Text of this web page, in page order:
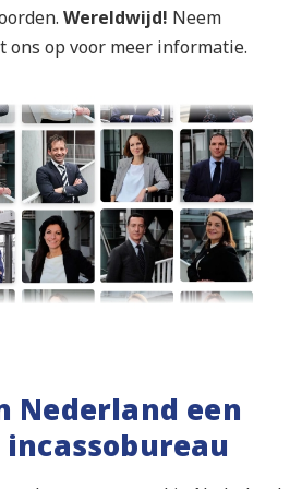
Wereldwijd! Neem
ons op voor meer informatie.
Nederland een
incassobureau